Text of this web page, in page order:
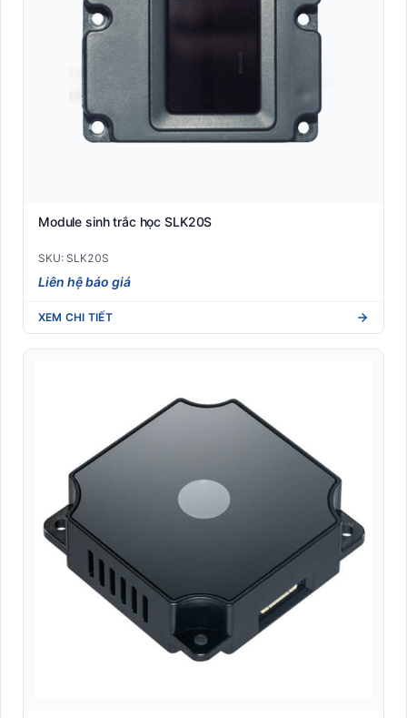
Máy đọc vân tay công nghiệp (Biometric Reader)
Máy in thẻ nhựa Pointman
Máy tính bảng Rugged công nghiệp (Industrial Tablet)
Máy tính cầm tay công nghiệp PDA (Mobile Computer)
Máy tuần tra
Nhãn A4 self-adhesive văn phòng (Sticker Sheet)
Nhãn giá điện tử
Nhãn Shipping vận chuyển quốc tế (DHL/UPS/FedEx)
Nhãn y tế dược phẩm (Blood tube, Medicine label)
Nhận dạng sinh trắc học
Đầu đọc sinh trắc học
Kiosk sinh trắc học
Module sinh trắc học
Module sinh trắc học SLK20S
SKU: SLK20S
Liên hệ báo giá
XEM CHI TIẾT